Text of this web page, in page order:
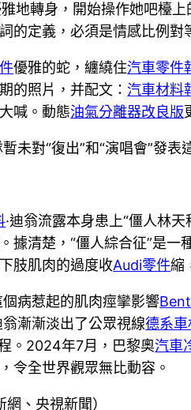
地轉身，開始操作她吧檯
的定義，必須是情感比例
優雅的蛇，纏繞住汽車零件
的照片，并配文：汽車材料
喊。動態油氣分離器改良版
未對“復出”和“演唱會”發表
·迪翁流露本身患上“僵人林
據清楚，“僵人綜合征”是
肢肌肉的過度收Audi零件縮
病惹起的肌肉痙攣影響
翁漸漸淡出了公眾視線德系
。2024年7月，巴黎奧汽車
令全世界觀眾無比動容。
網、央視新聞）